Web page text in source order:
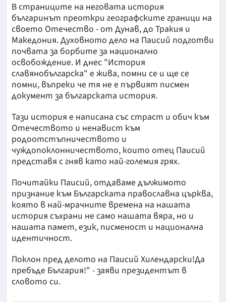
В страниците на неговата история
българинът преоткри географските граници на
своето Отечество - от Дунав, до Тракия и
Македония. Духовното дело на Паисий подготви
почвата за борбите за национално
освобождение. И днес "История
славянобългарска" е жива, помни се и ще се
помни, въпреки че тя не е първият писмен
документ за българската история.
Тази история е написана със страст и обич към
Отечеството и ненавист към
родоотстъпничеството и
чуждопоклонничеството, които отец Паисий
представя с гняв като най-големия грях.
Почитайки Паисий, отдаваме дължимото
признание към Българската православна църква,
която в най-мрачните времена на нашата
история съхрани не само нашата вяра, но и
нашата памет, език, писменост и национална
идентичност.
Поклон пред делото на Паисий Хилендарски!Да
пребъде България!" - заяви президентът в
словото си.